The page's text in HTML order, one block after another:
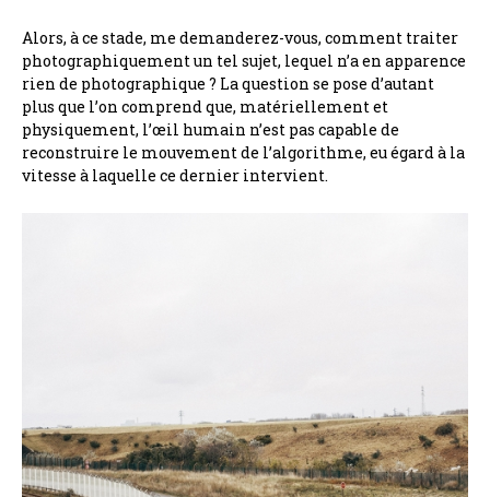
Alors, à ce stade, me demanderez-vous, comment traiter
photographiquement un tel sujet, lequel n’a en apparence
rien de photographique ? La question se pose d’autant
plus que l’on comprend que, matériellement et
physiquement, l’œil humain n’est pas capable de
reconstruire le mouvement de l’algorithme, eu égard à la
vitesse à laquelle ce dernier intervient.